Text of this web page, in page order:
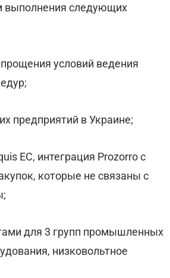
выполнения следующих
условий ведения
предприятий в Украине;
ЕС, интеграция Prozorro с
которые не связаны с
для 3 групп промышленных
низковольтное